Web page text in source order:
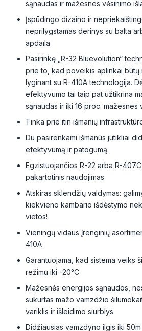
sąnaudas ir mažesnes vėsinimo
Įspūdingo dizaino ir
neprilygstamas derinys su balta
apdaila
Pasirinkę „R-32 Bluevolution“
prie to, kad poveikis aplinkai būtų
lyginant su R-410A technologija.
efektyvumo tai taip pat užtikrina
sąnaudas ir iki 16 proc. mažesnes
Tinka prie itin išmanių
Du pasirenkami išmanūs jutikliai
efektyvumą ir patogumą.
Egzistuojančios R-22 arba R-
pakartotinis naudojimas
Atskiras sklendžių valdymas:
kiekvieno kambario išdėstymo
vietos!
Vieningų vidaus įrenginių
410A
Garantuojama, kad sistema veiks
režimu iki -20°C
Mažesnės energijos sąnaudos,
sukurtas mažo vamzdžio
variklis ir išleidimo siurblys
Didžiausias vamzdyno ilgis iki 50m